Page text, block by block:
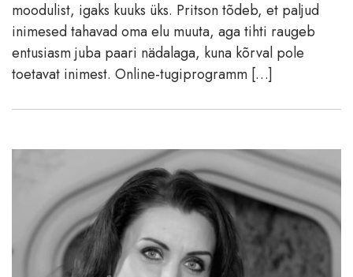
moodulist, igaks kuuks üks. Pritson tõdeb, et paljud
inimesed tahavad oma elu muuta, aga tihti raugeb
entusiasm juba paari nädalaga, kuna kõrval pole
toetavat inimest. Online-tugiprogramm […]